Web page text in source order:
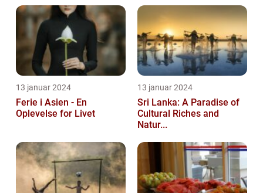
13 januar 2024
Ferie i Asien - En
Oplevelse for Livet
13 januar 2024
Sri Lanka: A Paradise of
Cultural Riches and
Natur...